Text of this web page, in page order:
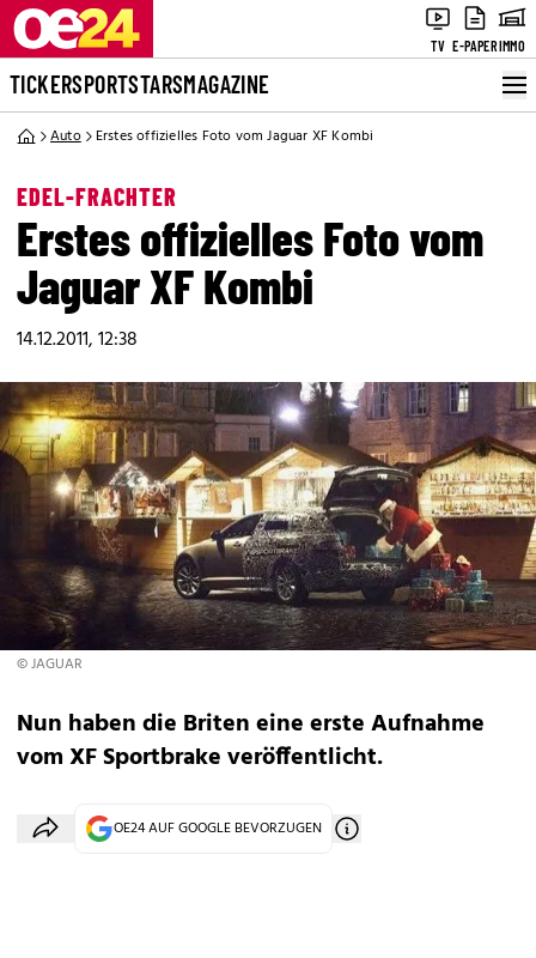
TV E-PAPERIMMO
TICKERSPORTSTARSMAGAZINE
Auto Erstes offizielles Foto vom Jaguar XF Kombi
EDEL-FRACHTER
Erstes offizielles Foto vom
Jaguar XF Kombi
14.12.2011, 12:38
© JAGUAR
Nun haben die Briten eine erste Aufnahme
vom XF Sportbrake veröffentlicht.
OE24 AUF GOOGLE BEVORZUGEN